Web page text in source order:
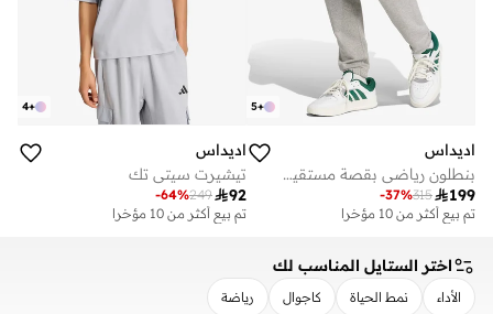
+
5
اديداس
بنطلون رياضي بقصة مستقيمة من قماش التيري الفرنسي لجميع المواسم
199
315
-37%
تم بيع أكثر من 10 مؤخرا
+
4
اديداس
تيشيرت سيتي تك
92
249
-64%
تم بيع أكثر من 10 مؤخرا
اختر الستايل المناسب لك
الأداء نمط الحياة كاجوال رياضة